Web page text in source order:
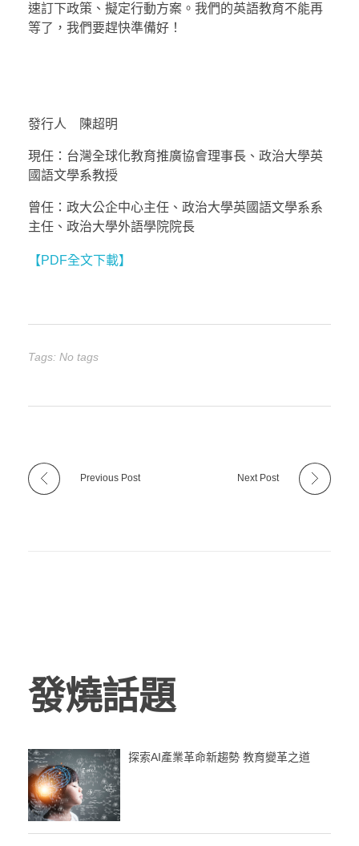
速訂下政策、擬定行動方案。我們的英語教育不能再
等了，我們要趕快準備好！
發行人 陳超明
現任：台灣全球化教育推廣協會理事長、政治大學英
國語文學系教授
曾任：政大公企中心主任、政治大學英國語文學系系
主任、政治大學外語學院院長
【PDF全文下載】
Tags: No tags
Previous Post Next Post
發燒話題
探索AI產業革命新趨勢 教育變革之道